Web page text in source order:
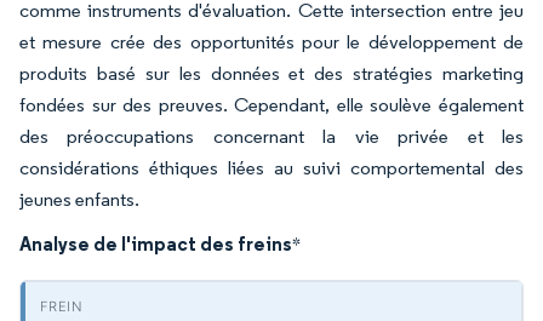
comme instruments d'évaluation. Cette intersection entre jeu
et mesure crée des opportunités pour le développement de
produits basé sur les données et des stratégies marketing
fondées sur des preuves. Cependant, elle soulève également
des préoccupations concernant la vie privée et les
considérations éthiques liées au suivi comportemental des
jeunes enfants.
Analyse de l'impact des freins*